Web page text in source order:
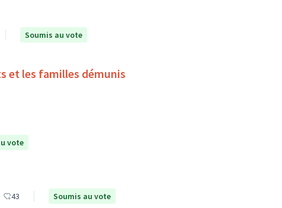
Soumis au vote
et les familles démunis
vote
43 Soumis au vote